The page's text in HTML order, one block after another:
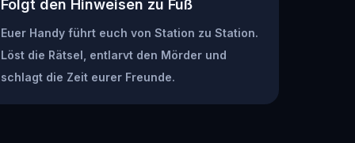
Folgt den Hinweisen zu Fuß
Euer Handy führt euch von Station zu Station.
Löst die Rätsel, entlarvt den Mörder und
schlagt die Zeit eurer Freunde.